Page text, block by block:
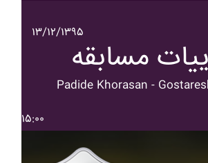
۱۳/۱۲/۱۳۹۵
مسابقه
Padide Khorasan -
۱۵:۰۰